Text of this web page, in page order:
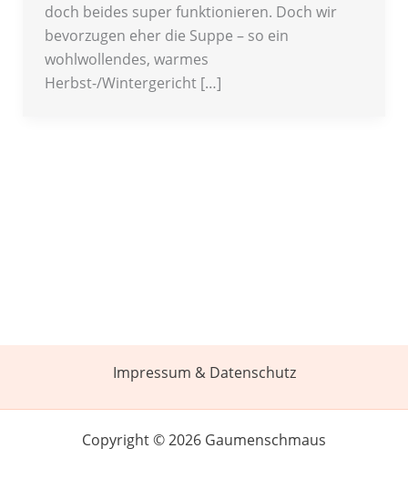
doch beides super funktionieren. Doch wir
bevorzugen eher die Suppe – so ein
wohlwollendes, warmes
Herbst-/Wintergericht […]
Impressum & Datenschutz
Copyright © 2026 Gaumenschmaus